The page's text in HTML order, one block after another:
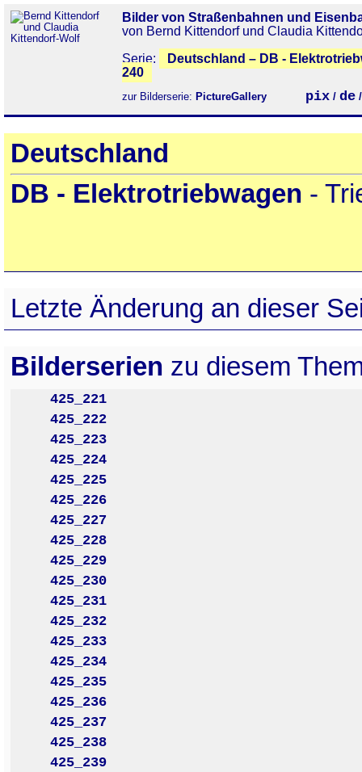
Bilder von Straßenbahnen und
von Bernd Kittendorf und Claudia
Serie:
Deutschland – DB -
240
zur Bilderserie: PictureGallery pix / de
Deutschland
DB - Elektrotriebwagen -
Letzte Änderung an dieser
Bilderserien zu diesem
425_221
425_222
425_223
425_224
425_225
425_226
425_227
425_228
425_229
425_230
425_231
425_232
425_233
425_234
425_235
425_236
425_237
425_238
425_239